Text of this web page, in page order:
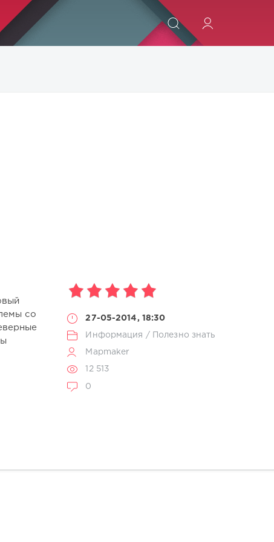
ИСКАТЬ
27-05-2014, 18:30
Информация / Полезно знать
Mapmaker
12 513
0
со